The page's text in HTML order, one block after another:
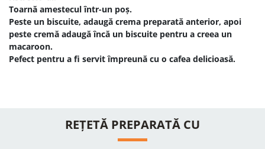
Toarnă amestecul într-un poș.
Peste un biscuite, adaugă crema preparată anterior, apoi
peste cremă adaugă încă un biscuite pentru a creea un
macaroon.
Pefect pentru a fi servit împreună cu o cafea delicioasă.
REȚETĂ PREPARATĂ CU